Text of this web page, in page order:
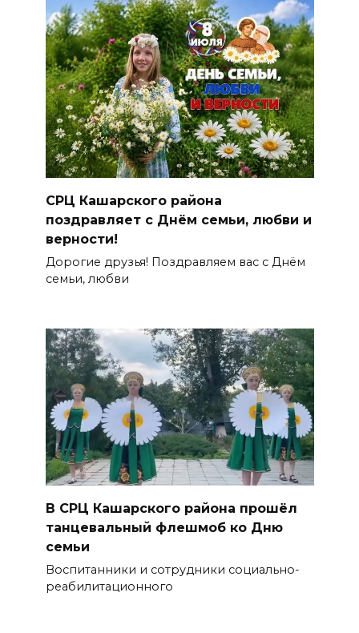
СРЦ Кашарского района
поздравляет с Днём семьи, любви и
верности!
Дорогие друзья! Поздравляем вас с Днём
семьи, любви
В СРЦ Кашарского района прошёл
танцевальный флешмоб ко Дню
семьи
Воспитанники и сотрудники социально-
реабилитационного